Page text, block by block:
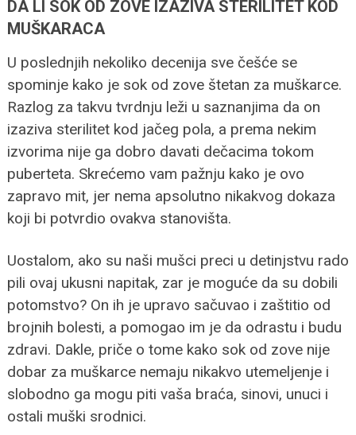
DA LI SOK OD ZOVE IZAZIVA STERILITET KOD
MUŠKARACA
U poslednjih nekoliko decenija sve češće se
spominje kako je sok od zove štetan za muškarce.
Razlog za takvu tvrdnju leži u saznanjima da on
izaziva sterilitet kod jačeg pola, a prema nekim
izvorima nije ga dobro davati dečacima tokom
puberteta. Skrećemo vam pažnju kako je ovo
zapravo mit, jer nema apsolutno nikakvog dokaza
koji bi potvrdio ovakva stanovišta.
Uostalom, ako su naši mušci preci u detinjstvu rado
pili ovaj ukusni napitak, zar je moguće da su dobili
potomstvo? On ih je upravo sačuvao i zaštitio od
brojnih bolesti, a pomogao im je da odrastu i budu
zdravi. Dakle, priče o tome kako sok od zove nije
dobar za muškarce nemaju nikakvo utemeljenje i
slobodno ga mogu piti vaša braća, sinovi, unuci i
ostali muški srodnici.